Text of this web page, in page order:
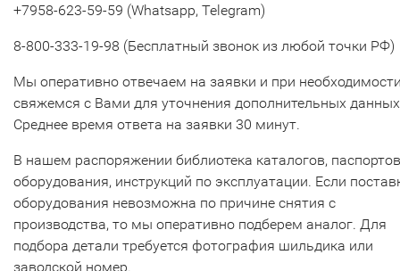
+7958-623-59-59 (Whatsapp, Telegram)
8-800-333-19-98 (Бесплатный звонок из любой точки РФ)
Мы оперативно отвечаем на заявки и при
свяжемся с Вами для уточнения дополнительных
Среднее время ответа на заявки 30 минут.
В нашем распоряжении библиотека каталогов, паспортов
оборудования, инструкций по эксплуатации. Если
оборудования невозможна по причине снятия с
производства, то мы оперативно подберем аналог. Для
подбора детали требуется фотография шильдика или
заводской номер.